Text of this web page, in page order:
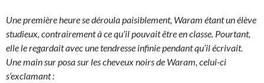
Une première heure se déroula paisiblement, Waram étant un élève
studieux, contrairement à ce qu’il pouvait être en classe. Pourtant,
elle le regardait avec une tendresse infinie pendant qu’il écrivait.
Une main sur posa sur les cheveux noirs de Waram, celui-ci
s’exclamant :